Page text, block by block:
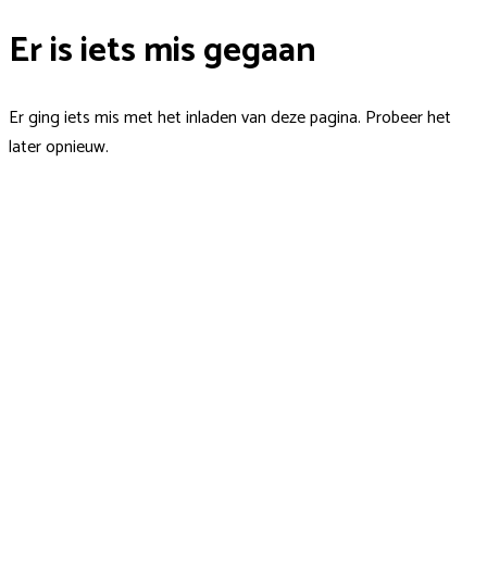
Er is iets mis gegaan
Er ging iets mis met het inladen van deze pagina. Probeer het
later opnieuw.